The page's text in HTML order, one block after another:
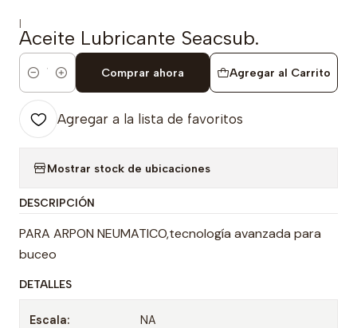
|
Aceite Lubricante Seacsub.
Cantidad
Agregar al Carrito
Comprar ahora
Agregar a la lista de favoritos
Mostrar stock de ubicaciones
DESCRIPCIÓN
PARA ARPON NEUMATICO,tecnología avanzada para
buceo
DETALLES
Escala: NA